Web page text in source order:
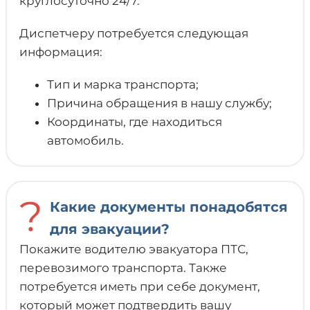
Диспетчеру потребуется следующая
информация:
Тип и марка транспорта;
Причина обращения в нашу службу;
Координаты, где находиться
автомобиль.
?
Какие документы понадобятся
для эвакуации?
Покажите водителю эвакуатора ПТС,
перевозимого транспорта. Также
потребуется иметь при себе документ,
который может подтвердить вашу